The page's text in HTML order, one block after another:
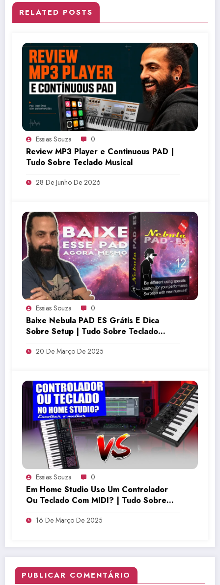
RELATED POSTS
Essias Souza 0
Review MP3 Player e Continuous PAD |
Tudo Sobre Teclado Musical
28 De Junho De 2026
Essias Souza 0
Baixe Nebula PAD ES Grátis E Dica
Sobre Setup | Tudo Sobre Teclado
Musical
20 De Março De 2025
Essias Souza 0
Em Home Studio Uso Um Controlador
Ou Teclado Com MIDI? | Tudo Sobre
Teclado Musical
16 De Março De 2025
PUBLICAR COMENTÁRIO